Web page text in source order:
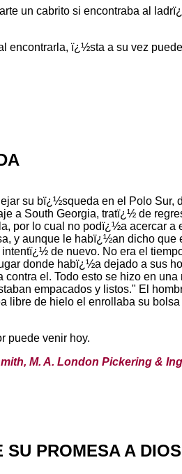
un cabrito si encontraba al
ï¿½sta a su vez
su bï¿½squeda en el Polo
a South Georgia, tratï¿½ de
por lo cual no podï¿½a acercar
y aunque le habï¿½an dicho
de nuevo. No era el
donde habï¿½a dejado a sus
el. Todo esto se hizo en
empacados y listos." El
libre de hielo el enrollaba su
puede venir hoy.
M. A. London Pickering &
SU PROMESA A DIOS